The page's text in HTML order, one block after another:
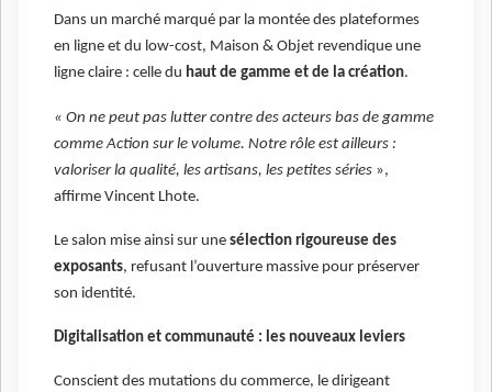
Dans un marché marqué par la montée des plateformes
en ligne et du low-cost, Maison & Objet revendique une
ligne claire : celle du haut de gamme et de la création.
« On ne peut pas lutter contre des acteurs bas de gamme
comme Action sur le volume. Notre rôle est ailleurs :
valoriser la qualité, les artisans, les petites séries »,
affirme Vincent Lhote.
Le salon mise ainsi sur une sélection rigoureuse des
exposants, refusant l’ouverture massive pour préserver
son identité.
Digitalisation et communauté : les nouveaux leviers
Conscient des mutations du commerce, le dirigeant